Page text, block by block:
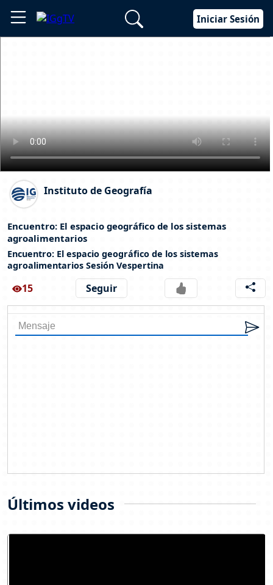
Iniciar Sesión
Instituto de Geografía
Encuentro: El espacio geográfico de los sistemas
agroalimentarios
Encuentro: El espacio geográfico de los sistemas
agroalimentarios Sesión Vespertina
15 Seguir
Últimos videos